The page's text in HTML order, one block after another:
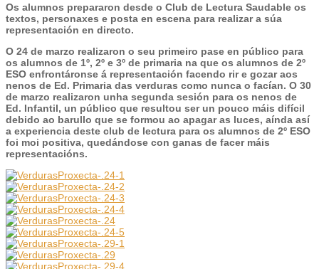
Os alumnos prepararon desde o Club de Lectura Saudable os
textos, personaxes e posta en escena para realizar a súa
representación en directo.
O 24 de marzo realizaron o seu primeiro pase en público para
os alumnos de 1º, 2º e 3º de primaria na que os alumnos de 2º
ESO enfrontáronse á representación facendo rir e gozar aos
nenos de Ed. Primaria das verduras como nunca o facían. O 30
de marzo realizaron unha segunda sesión para os nenos de
Ed. Infantil, un público que resultou ser un pouco máis difícil
debido ao barullo que se formou ao apagar as luces, aínda así
a experiencia deste club de lectura para os alumnos de 2º ESO
foi moi positiva, quedándose con ganas de facer máis
representacións.